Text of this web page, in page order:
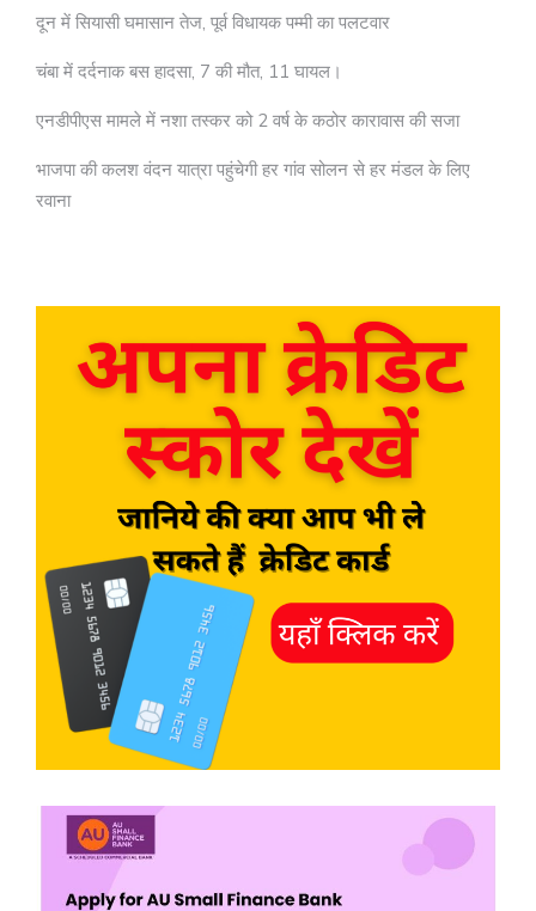
दून में सियासी घमासान तेज, पूर्व विधायक पम्मी का पलटवार
चंबा में दर्दनाक बस हादसा, 7 की मौत, 11 घायल।
एनडीपीएस मामले में नशा तस्कर को 2 वर्ष के कठोर कारावास की सजा
भाजपा की कलश वंदन यात्रा पहुंचेगी हर गांव सोलन से हर मंडल के लिए
रवाना